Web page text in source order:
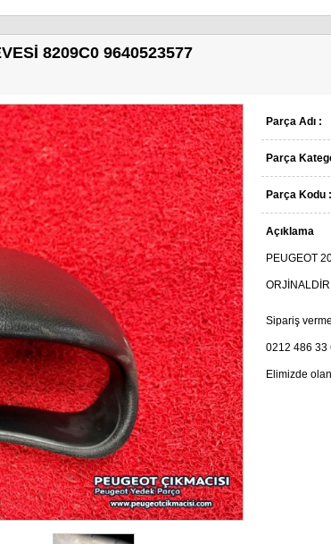
8209C0 9640523577
Parça Adı :
Parça
Parça Kodu :
Açıklama
PEUGEOT
ORJİNALDİR
Sipariş
0212 486 33
Elimizde